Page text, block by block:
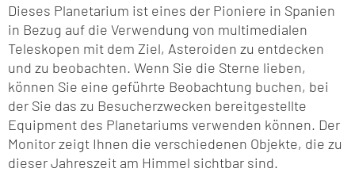
Dieses Planetarium ist eines der Pioniere in Spanien
in Bezug auf die Verwendung von multimedialen
Teleskopen mit dem Ziel, Asteroiden zu entdecken
und zu beobachten. Wenn Sie die Sterne lieben,
können Sie eine geführte Beobachtung buchen, bei
der Sie das zu Besucherzwecken bereitgestellte
Equipment des Planetariums verwenden können. Der
Monitor zeigt Ihnen die verschiedenen Objekte, die zu
dieser Jahreszeit am Himmel sichtbar sind.